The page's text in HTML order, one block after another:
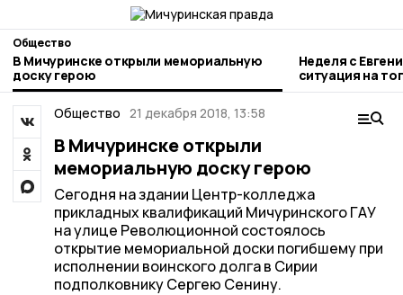
Общество
В Мичуринске открыли мемориальную
доску герою
Неделя с
ситуация на
городе и
Общество 21 декабря 2018, 13:58
В Мичуринске открыли
мемориальную доску герою
Сегодня на здании Центр-колледжа
прикладных квалификаций Мичуринского ГАУ
на улице Революционной состоялось
открытие мемориальной доски погибшему при
исполнении воинского долга в Сирии
подполковнику Сергею Сенину.